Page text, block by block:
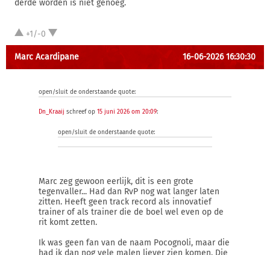
derde worden is niet genoeg.
+1/-0
Marc Acardipane 16-06-2026 16:30:30
open/sluit de onderstaande quote:
Dn_Kraaij schreef op 15 juni 2026 om 20:09:
open/sluit de onderstaande quote:
Marc zeg gewoon eerlijk, dit is een grote
tegenvaller... Had dan RvP nog wat langer laten
zitten. Heeft geen track record als innovatief
trainer of als trainer die de boel wel even op de
rit komt zetten.
Ik was geen fan van de naam Pocognoli, maar die
had ik dan nog vele malen liever zien komen. Die